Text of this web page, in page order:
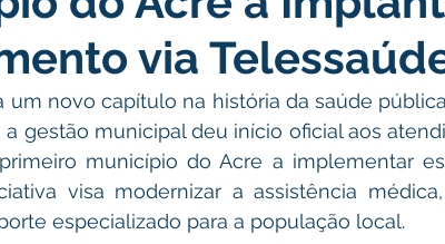
Comunidade Licitações No gabinete
via
a gestão municipal deu início oficial aos
município do Acre a implementar
visa modernizar a assistência
especializado para a população local.